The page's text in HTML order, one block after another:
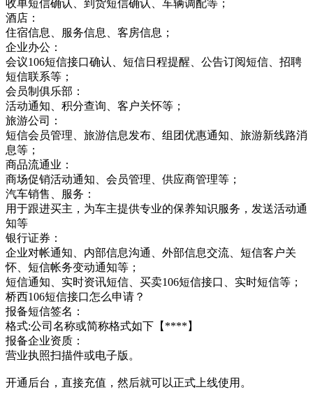
收单短信确认、到货短信确认、车辆调配等；
酒店：
住宿信息、服务信息、客房信息；
企业办公：
会议106短信接口确认、短信日程提醒、公告订阅短信、招聘
短信联系等；
会员制俱乐部：
活动通知、积分查询、客户关怀等；
旅游公司：
短信会员管理、旅游信息发布、组团优惠通知、旅游新线路消
息等；
商品流通业：
商场促销活动通知、会员管理、供应商管理等；
汽车销售、服务：
用于跟进买主，为车主提供专业的保养知识服务，发送活动通
知等
银行证券：
企业对帐通知、内部信息沟通、外部信息交流、短信客户关
怀、短信帐务变动通知等；
短信通知、实时资讯短信、买卖106短信接口、实时短信等；
桥西106短信接口怎么申请？
报备短信签名：
格式:公司名称或简称格式如下【****】
报备企业资质：
营业执照扫描件或电子版。
开通后台，直接充值，然后就可以正式上线使用。